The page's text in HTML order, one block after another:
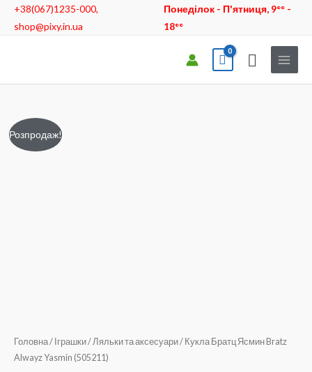
Перейти
+38(067)1235-000,
shop@pixy.in.ua
Понеділок - П'ятниця, 9°° -
18°°
Пошук
Розпродаж!
Головна/ Іграшки/Ляльки та аксесуари/ Кукла Братц Ясмин Bratz
Alwayz Yasmin (505211)
Оригінальна